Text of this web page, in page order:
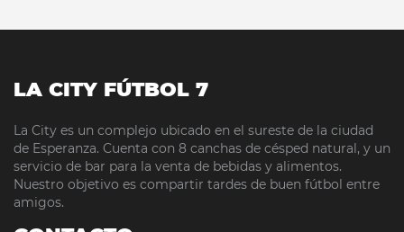
LA CITY FÚTBOL 7
La City es un complejo ubicado en el sureste de la ciudad
de Esperanza. Cuenta con 8 canchas de césped natural, y un
servicio de bar para la venta de bebidas y alimentos.
Nuestro objetivo es compartir tardes de buen fútbol entre
amigos.